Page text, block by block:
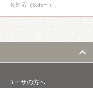
朝対応（8:45〜）。
ユーザの方へ